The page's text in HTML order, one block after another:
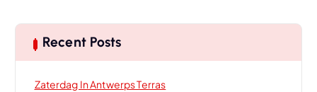
Recent Posts
Zaterdag In Antwerps Terras